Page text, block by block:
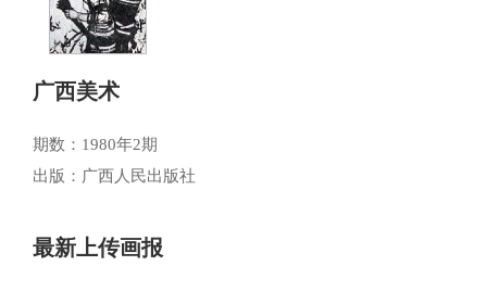
广西美术
期数：1980年2期
出版：广西人民出版社
最新上传画报